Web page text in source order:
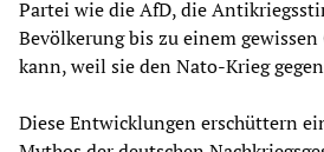
Partei wie die AfD, die
Bevölkerung bis zu einem gewissen
kann, weil sie den Nato-Krieg
Diese Entwicklungen erschüttern